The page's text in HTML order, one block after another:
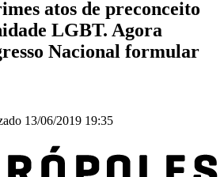
atos de preconceito
LGBT. Agora
Nacional formular
13/06/2019 19:35